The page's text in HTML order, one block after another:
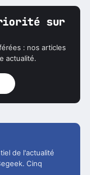
sur
: nos articles
actualité.
de l'actualité
Cinq